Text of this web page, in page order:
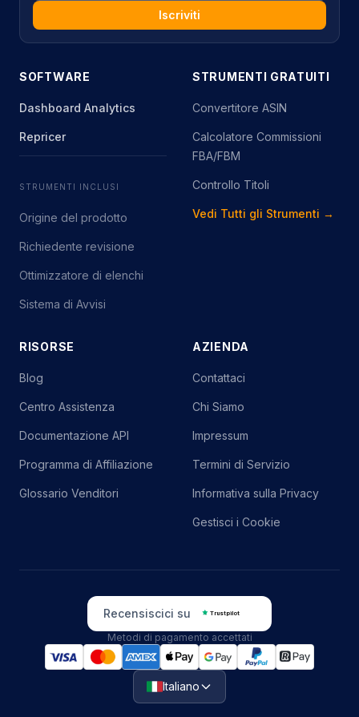
Iscriviti
SOFTWARE
Dashboard Analytics
Repricer
STRUMENTI INCLUSI
Origine del prodotto
Richiedente revisione
Ottimizzatore di elenchi
Sistema di Avvisi
STRUMENTI GRATUITI
Convertitore ASIN
Calcolatore Commissioni
FBA/FBM
Controllo Titoli
Vedi Tutti gli Strumenti →
RISORSE
Blog
Centro Assistenza
Documentazione API
Programma di Affiliazione
Glossario Venditori
AZIENDA
Contattaci
Chi Siamo
Impressum
Termini di Servizio
Informativa sulla Privacy
Gestisci i Cookie
Recensiscici su Trustpilot
Metodi di pagamento accettati
Italiano